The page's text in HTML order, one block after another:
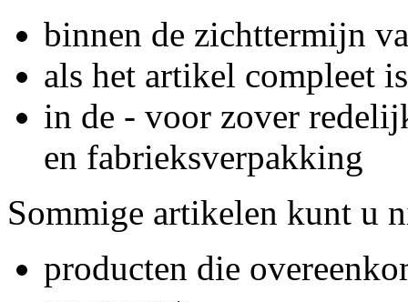
binnen de zichttermijn
als het artikel compleet is
in de - voor zover
en fabrieksverpakking
Sommige artikelen kunt u
producten die